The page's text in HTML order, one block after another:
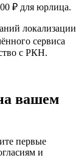
₽ для юрлица.
локализации
сервиса
с РКН.
вашем
первые
и